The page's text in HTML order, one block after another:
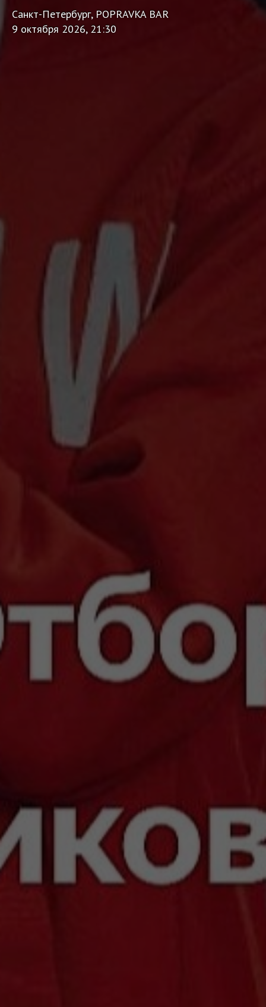
Санкт-Петербург, POPRAVKA BAR
9 октября 2026, 21:30